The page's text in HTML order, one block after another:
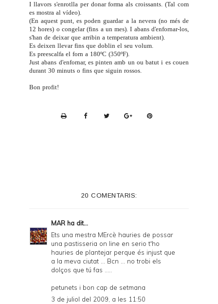
I llavors s'enrotlla per donar forma als croissants. (Tal com
es mostra al vídeo).
(En aquest punt, es poden guardar a la nevera (no més de
12 hores) o congelar (fins a un mes). I abans d'enfornar-los,
s'han de deixar que arribin a temperatura ambient).
Es deixen llevar fins que doblin el seu volum.
Es preescalfa el forn a 180ºC (350ºF).
Just abans d'enfornar, es pinten amb un ou batut i es couen
durant 30 minuts o fins que siguin rossos.
Bon profit!
i
e
n
d
20 COMENTARIS:
MAR ha dit...
Ets una mestra MErcè hauries de possar
una pastisseria on line en serio t'ho
hauries de plantejar perque és injust que
a la meva ciutat ... Bcn ... no trobi els
dolços que tú fas .....
petunets i bon cap de setmana
3 de juliol del 2009, a les 11:50